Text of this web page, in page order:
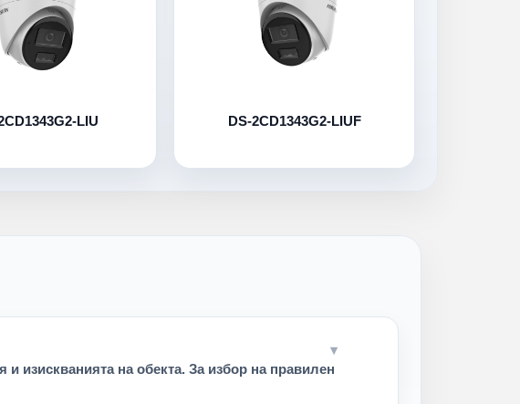
LIU DS-2CD1343G2-LIUF
изискванията на обекта. За избор на правилен